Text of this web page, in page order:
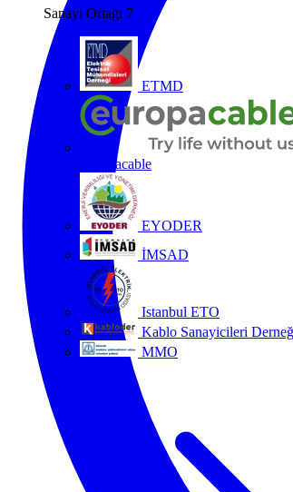
Sanayi Ortağı 7
ETMD
Europacable
EYODER
İMSAD
Istanbul ETO
Kablo Sanayicileri
MMO